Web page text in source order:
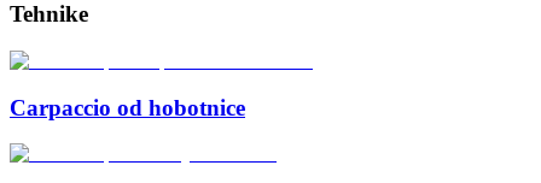
Tehnike
Carpaccio od hobotnice